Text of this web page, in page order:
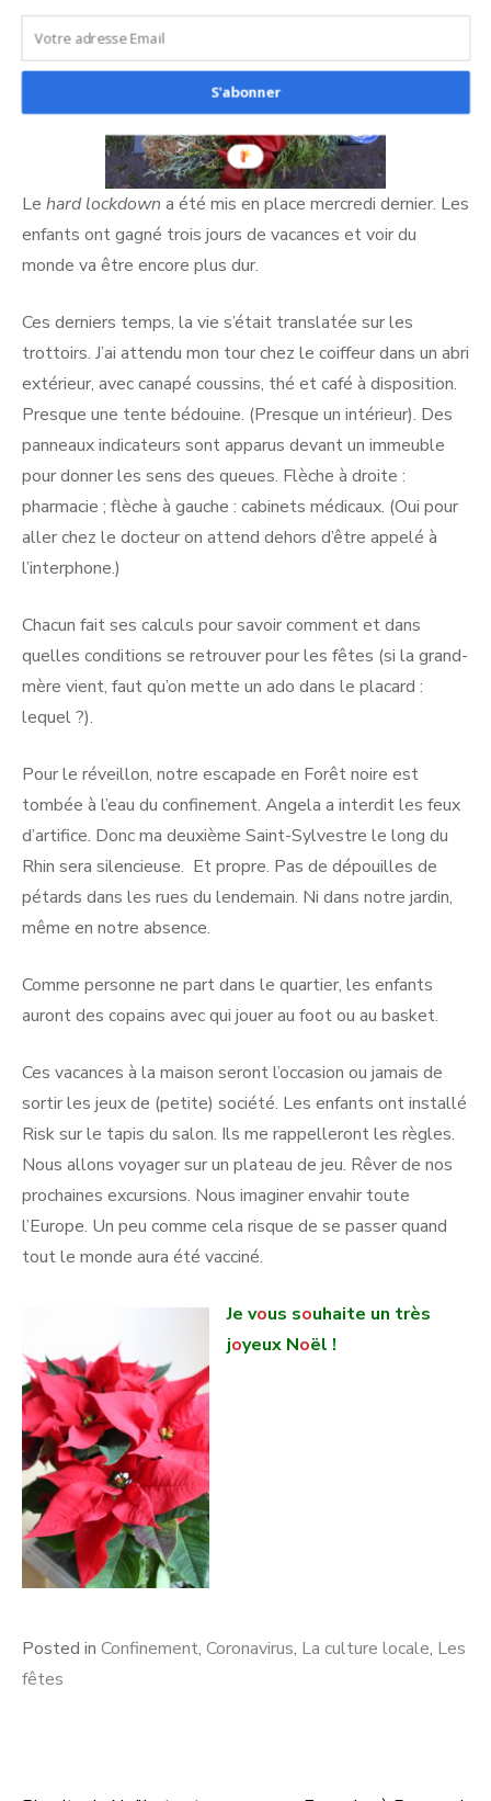
Le hard lockdown a été mis en place mercredi dernier. Les
enfants ont gagné trois jours de vacances et voir du
monde va être encore plus dur.
Ces derniers temps, la vie s’était translatée sur les
trottoirs. J’ai attendu mon tour chez le coiffeur dans un abri
extérieur, avec canapé coussins, thé et café à disposition.
Presque une tente bédouine. (Presque un intérieur). Des
panneaux indicateurs sont apparus devant un immeuble
pour donner les sens des queues. Flèche à droite :
pharmacie ; flèche à gauche : cabinets médicaux. (Oui pour
aller chez le docteur on attend dehors d’être appelé à
l’interphone.)
Chacun fait ses calculs pour savoir comment et dans
quelles conditions se retrouver pour les fêtes (si la grand-
mère vient, faut qu’on mette un ado dans le placard :
lequel ?).
Pour le réveillon, notre escapade en Forêt noire est
tombée à l’eau du confinement. Angela a interdit les feux
d’artifice. Donc ma deuxième Saint-Sylvestre le long du
Rhin sera silencieuse. Et propre. Pas de dépouilles de
pétards dans les rues du lendemain. Ni dans notre jardin,
même en notre absence.
Comme personne ne part dans le quartier, les enfants
auront des copains avec qui jouer au foot ou au basket.
Ces vacances à la maison seront l’occasion ou jamais de
sortir les jeux de (petite) société. Les enfants ont installé
Risk sur le tapis du salon. Ils me rappelleront les règles.
Nous allons voyager sur un plateau de jeu. Rêver de nos
prochaines excursions. Nous imaginer envahir toute
l’Europe. Un peu comme cela risque de se passer quand
tout le monde aura été vacciné.
Je vous souhaite un très
joyeux Noël !
Posted in Confinement, Coronavirus, La culture locale, Les
fêtes
S'abonner